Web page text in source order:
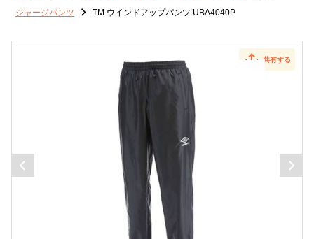
ジャージパンツ
TM ウインドアップパンツ UBA4040P
共有する